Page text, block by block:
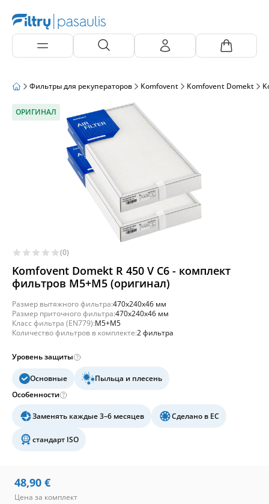
Фильтры для рекуператоров Komfovent Komfovent Domekt
ОРИГИНАЛ
(0)
Komfovent Domekt R 450 V C6 - комплект
фильтров M5+M5 (оригинал)
Размер вытяжного фильтра:470x240x46 мм
Размер приточного фильтра:470x240x46 мм
Класс фильтра (EN779):M5+M5
Количество фильтров в комплекте:2 фильтра
Уровень защиты
Основные
Пыльца и плесень
Особенности
Заменять каждые 3–6 месяцев Сделано в ЕС
стандарт ISO
48,90 €
Цена за комплект